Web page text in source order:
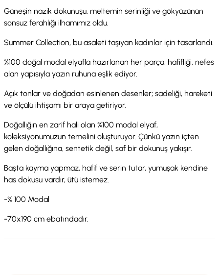
Güneşin nazik dokunuşu, meltemin serinliği ve gökyüzünün
sonsuz ferahlığı ilhamımız oldu.
Summer Collection, bu asaleti taşıyan kadınlar için tasarlandı.
%100 doğal modal elyafla hazırlanan her parça; hafifliği, nefes
alan yapısıyla yazın ruhuna eşlik ediyor.
Açık tonlar ve doğadan esinlenen desenler; sadeliği, hareketi
ve ölçülü ihtişamı bir araya getiriyor.
Doğallığın en zarif hali olan %100 modal elyaf,
koleksiyonumuzun temelini oluşturuyor. Çünkü yazın içten
gelen doğallığına, sentetik değil, saf bir dokunuş yakışır.
Başta kayma yapmaz, hafif ve serin tutar, yumuşak kendine
has dokusu vardır, ütü istemez.
-% 100 Modal
-70x190 cm ebatındadır.